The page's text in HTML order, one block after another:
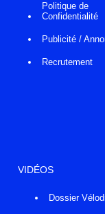
Politique de
Confidentialité
Publicité /
Recrutement
VIDÉOS
Dossier